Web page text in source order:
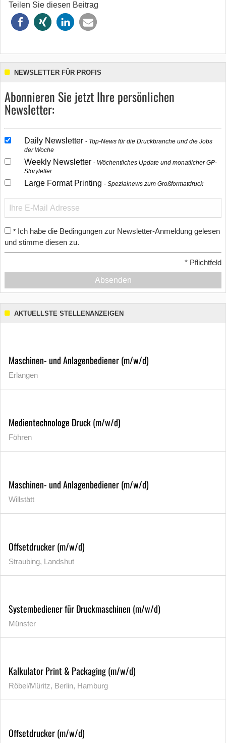
Teilen Sie diesen Beitrag
NEWSLETTER FÜR PROFIS
Abonnieren Sie jetzt Ihre persönlichen
Newsletter:
Daily Newsletter
Top-News für die Druckbranche und die Jobs
der Woche
Weekly Newsletter
Wöchentliches Update und monatlicher GP-
Storyletter
Large Format Printing Spezialnews zum Großformatdruck
* Ich habe die Bedingungen zur Newsletter-Anmeldung gelesen
und stimme diesen zu.
* Pflichtfeld
Absenden
AKTUELLSTE STELLENANZEIGEN
Maschinen- und Anlagenbediener (m/w/d)
Erlangen
Medientechnologe Druck (m/w/d)
Föhren
Maschinen- und Anlagenbediener (m/w/d)
Willstätt
Offsetdrucker (m/w/d)
Straubing, Landshut
Systembediener für Druckmaschinen (m/w/d)
Münster
Kalkulator Print & Packaging (m/w/d)
Röbel/Müritz, Berlin, Hamburg
Offsetdrucker (m/w/d)